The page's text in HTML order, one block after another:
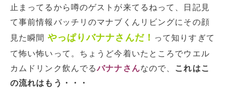
止まってるから噂のゲストが来てるねって、日記見
て事前情報バッチリのマナブくんリビングにその顔
見た瞬間 やっぱりバナナさんだ！ って知りすぎて
て怖い怖いって。ちょうど今着いたところでウエル
カムドリンク飲んでるバナナさんなので、
これはこ
の流れはもう・・・